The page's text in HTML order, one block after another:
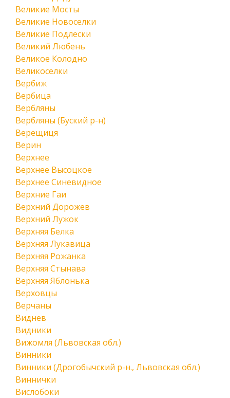
Великие Мосты
Великие Новоселки
Великие Подлески
Великий Любень
Великое Колодно
Великоселки
Вербиж
Вербица
Вербляны
Вербляны (Буский р-н)
Верещиця
Верин
Верхнее
Верхнее Высоцкое
Верхнее Синевидное
Верхние Гаи
Верхний Дорожев
Верхний Лужок
Верхняя Белка
Верхняя Лукавица
Верхняя Рожанка
Верхняя Стынава
Верхняя Яблонька
Верховцы
Верчаны
Виднев
Видники
Вижомля (Львовская обл.)
Винники
Винники (Дрогобычский р-н., Львовская обл.)
Виннички
Вислобоки